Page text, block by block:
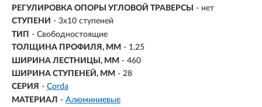
РЕГУЛИРОВКА ОПОРЫ УГЛОВОЙ ТРАВЕРСЫ
- нет
СТУПЕНИ - 3х10 ступеней
ТИП - Свободностоящие
ТОЛЩИНА ПРОФИЛЯ, ММ - 1.25
ШИРИНА ЛЕСТНИЦЫ, ММ - 460
ШИРИНА СТУПЕНЕЙ, ММ - 28
СЕРИЯ - Corda
МАТЕРИАЛ - Алюминиевые